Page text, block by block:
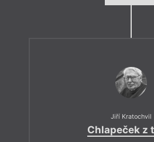
Jiří Kratochvil
Chlapeček z